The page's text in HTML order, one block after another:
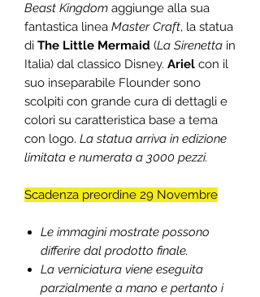
Beast Kingdom aggiunge alla sua
fantastica linea Master Craft, la statua
di The Little Mermaid (La Sirenetta in
Italia) dal classico Disney. Ariel con il
suo inseparabile Flounder sono
scolpiti con grande cura di dettagli e
colori su caratteristica base a tema
con logo. La statua arriva in edizione
limitata e numerata a 3000 pezzi.
Scadenza preordine 29 Novembre
Le immagini mostrate possono
differire dal prodotto finale.
La verniciatura viene eseguita
parzialmente a mano e pertanto i